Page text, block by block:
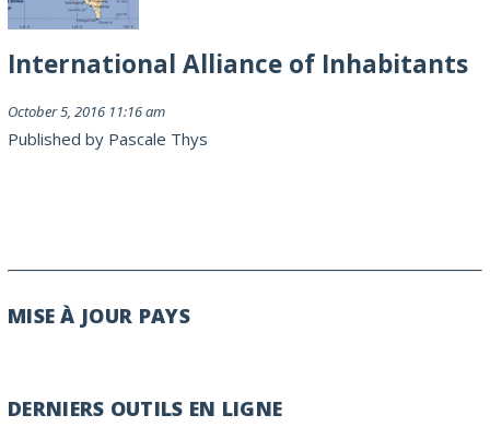
International Alliance of Inhabitants
October 5, 2016 11:16 am
Published by Pascale Thys
MISE À JOUR PAYS
DERNIERS OUTILS EN LIGNE